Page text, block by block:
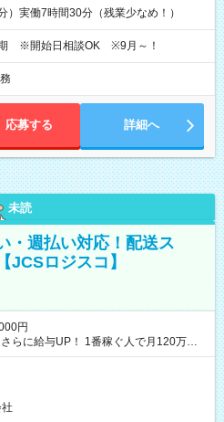
）実働7時間30分（残業少なめ！）
※開始日相談OK ※9月～！
応募する 詳細へ
未読
週払い対応！配送ス
JCSロジスコ】
円
らに給与UP！ 1番稼ぐ人で月120万ほ
＞ ■月収50万
)※元建築関係 1日150個配達×25日勤務